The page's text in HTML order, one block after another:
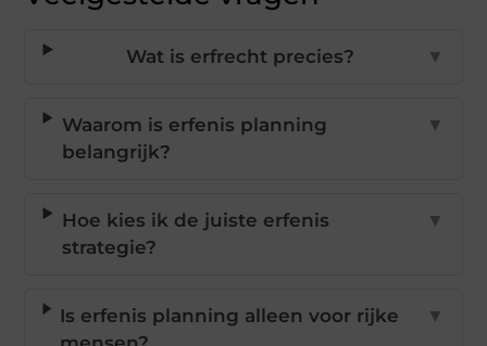
Wat is erfrecht precies? ▼
Waarom is erfenis planning
belangrijk?
▼
Hoe kies ik de juiste erfenis
strategie?
▼
Is erfenis planning alleen voor rijke
▼